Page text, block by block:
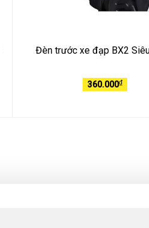
Đèn trước xe đạp BX2
360.000₫